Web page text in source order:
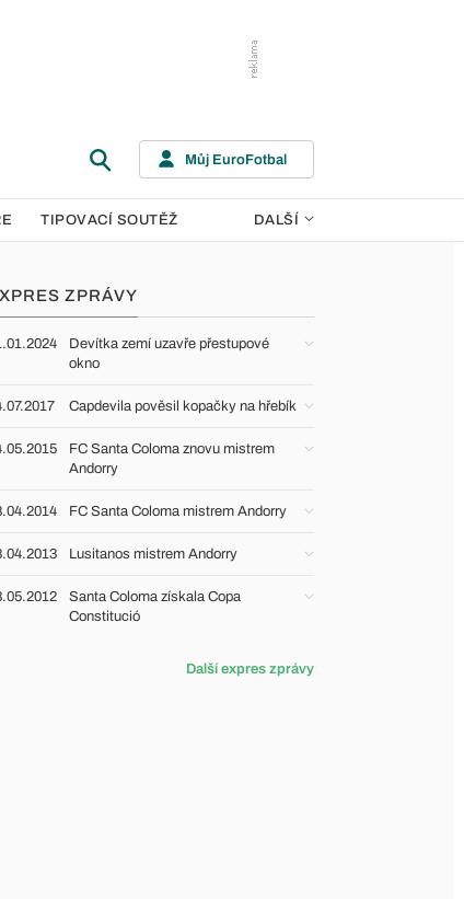
Můj EuroFotbal
TIPOVACÍ SOUTĚŽ DALŠÍ
ZPRÁVY
Devítka zemí uzavře přestupové
okno
Capdevila pověsil kopačky na hřebík
FC Santa Coloma znovu mistrem
Andorry
FC Santa Coloma mistrem Andorry
Lusitanos mistrem Andorry
Santa Coloma získala Copa
Constitució
Další expres zprávy